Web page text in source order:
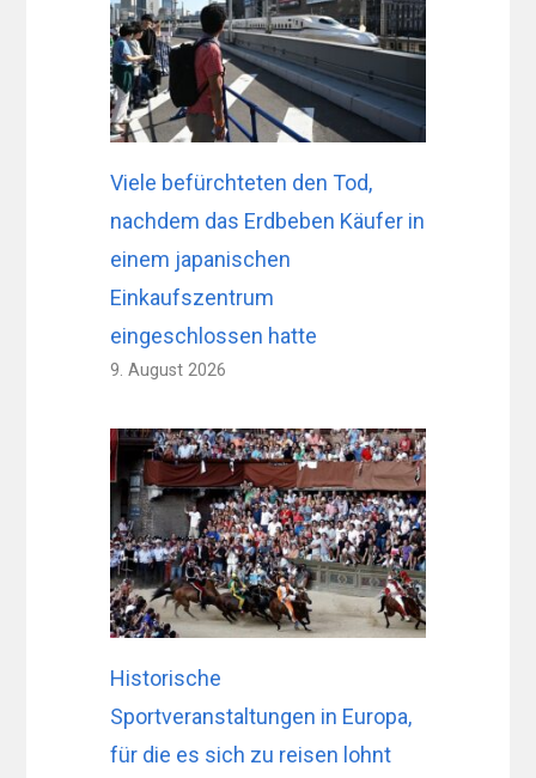
Viele befürchteten den Tod,
nachdem das Erdbeben Käufer in
einem japanischen
Einkaufszentrum
eingeschlossen hatte
9. August 2026
Historische
Sportveranstaltungen in Europa,
für die es sich zu reisen lohnt